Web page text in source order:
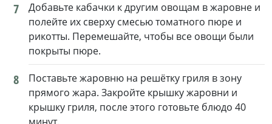
7
Добавьте кабачки к другим овощам в жаровне и
полейте их сверху смесью томатного пюре и
рикотты. Перемешайте, чтобы все овощи были
покрыты пюре.
8
Поставьте жаровню на решётку гриля в зону
прямого жара. Закройте крышку жаровни и
крышку гриля, после этого готовьте блюдо 40